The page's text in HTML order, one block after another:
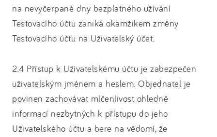
na nevyčerpané dny bezplatného užívání
Testovacího účtu zaniká okamžikem změny
Testovacího účtu na Uživatelský účet.
2.4 Přístup k Uživatelskému účtu je zabezpečen
uživatelským jménem a heslem. Objednatel je
povinen zachovávat mlčenlivost ohledně
informací nezbytných k přístupu do jeho
Uživatelského účtu a bere na vědomí, že